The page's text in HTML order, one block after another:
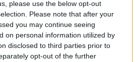
please use the below opt-out
Please note that after your
you may continue seeing
on personal information utilized by
disclosed to third parties prior to
opt-out of the further
az időpont, az épületek mérete, a